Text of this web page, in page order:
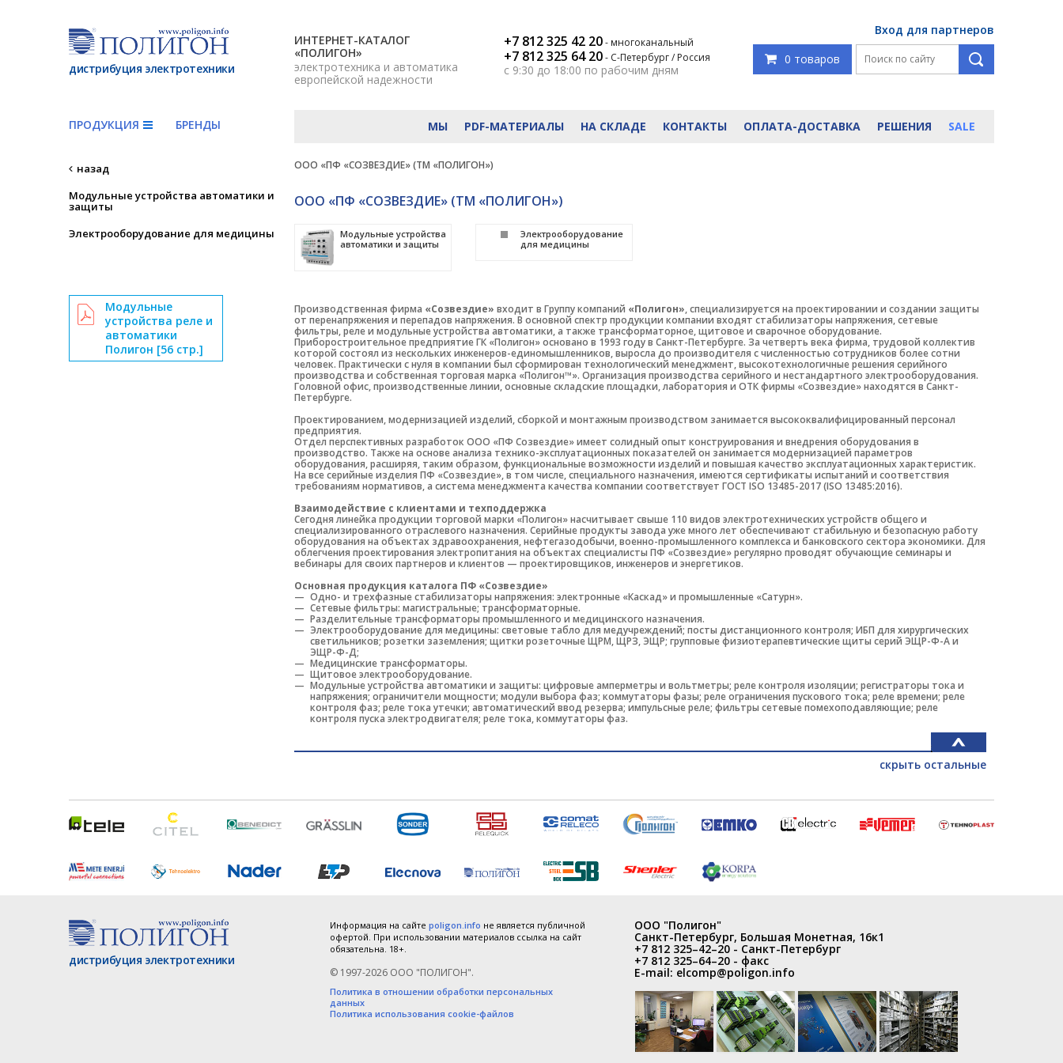
дистрибуция электротехники
ИНТЕРНЕТ-КАТАЛОГ
«ПОЛИГОН»
электротехника и автоматика
европейской надежности
+7 812 325 42 20- многоканальный
+7 812 325 64 20- С-Петербург / Россия
с 9:30 до 18:00 по рабочим дням
Вход для партнеров
0 товаров
ПРОДУКЦИЯ БРЕНДЫ МЫ PDF-МАТЕРИАЛЫ НА СКЛАДЕ КОНТАКТЫ ОПЛАТА-ДОСТАВКА РЕШЕНИЯ SALE
назад
Модульные устройства автоматики и
защиты
Электрооборудование для медицины
Модульные
устройства реле и
автоматики
Полигон [56 стр.]
ООО «ПФ «СОЗВЕЗДИЕ» (ТМ «ПОЛИГОН»)
ООО «ПФ «СОЗВЕЗДИЕ» (ТМ «ПОЛИГОН»)
Модульные устройства
автоматики и защиты
Электрооборудование
для медицины
скрыть остальные
Производственная фирма «Созвездие» входит в Группу компаний «Полигон», специализируется на проектировании и создании защиты
от перенапряжения и перепадов напряжения. В основной спектр продукции компании входят стабилизаторы напряжения, сетевые
фильтры, реле и модульные устройства автоматики, а также трансформаторное, щитовое и сварочное оборудование.
Приборостроительное предприятие ГК «Полигон» основано в 1993 году в Санкт-Петербурге. За четверть века фирма, трудовой коллектив
которой состоял из нескольких инженеров-единомышленников, выросла до производителя с численностью сотрудников более сотни
человек. Практически с нуля в компании был сформирован технологический менеджмент, высокотехнологичные решения серийного
производства и собственная торговая марка «Полигон™». Организация производства серийного и нестандартного электрооборудования.
Головной офис, производственные линии, основные складские площадки, лаборатория и ОТК фирмы «Созвездие» находятся в Санкт-
Петербурге.
Проектированием, модернизацией изделий, сборкой и монтажным производством занимается высококвалифицированный персонал
предприятия.
Отдел перспективных разработок ООО «ПФ Созвездие» имеет солидный опыт конструирования и внедрения оборудования в
производство. Также на основе анализа технико-эксплуатационных показателей он занимается модернизацией параметров
оборудования, расширяя, таким образом, функциональные возможности изделий и повышая качество эксплуатационных характеристик.
На все серийные изделия ПФ «Созвездие», в том числе, специального назначения, имеются сертификаты испытаний и соответствия
требованиям нормативов, а система менеджмента качества компании соответствует ГОСТ ISO 13485-2017 (ISO 13485:2016).
Взаимодействие с клиентами и техподдержка
Сегодня линейка продукции торговой марки «Полигон» насчитывает свыше 110 видов электротехнических устройств общего и
специализированного отраслевого назначения. Серийные продукты завода уже много лет обеспечивают стабильную и безопасную работу
оборудования на объектах здравоохранения, нефтегазодобычи, военно-промышленного комплекса и банковского сектора экономики. Для
облегчения проектирования электропитания на объектах специалисты ПФ «Созвездие» регулярно проводят обучающие семинары и
вебинары для своих партнеров и клиентов — проектировщиков, инженеров и энергетиков.
Основная продукция каталога ПФ «Созвездие»
Одно- и трехфазные стабилизаторы напряжения: электронные «Каскад» и промышленные «Сатурн».
Сетевые фильтры: магистральные; трансформаторные.
Разделительные трансформаторы промышленного и медицинского назначения.
Электрооборудование для медицины: световые табло для медучреждений; посты дистанционного контроля; ИБП для хирургических
светильников; розетки заземления; щитки розеточные ЩРМ, ЩРЗ, ЭЩР; групповые физиотерапевтические щиты серий ЭЩР-Ф-А и
ЭЩР-Ф-Д;
Медицинские трансформаторы.
Щитовое электрооборудование.
Модульные устройства автоматики и защиты: цифровые амперметры и вольтметры; реле контроля изоляции; регистраторы тока и
напряжения; ограничители мощности; модули выбора фаз; коммутаторы фазы; реле ограничения пускового тока; реле времени; реле
контроля фаз; реле тока утечки; автоматический ввод резерва; импульсные реле; фильтры сетевые помехоподавляющие; реле
контроля пуска электродвигателя; реле тока, коммутаторы фаз.
дистрибуция электротехники
Информация на сайте poligon.info не является публичной
офертой. При использовании материалов ссылка на сайт
обязательна. 18+.
© 1997-2026 ООО "ПОЛИГОН".
Политика в отношении обработки персональных
данных
Политика использования cookie-файлов
ООО "Полигон"
Санкт-Петербург, Большая Монетная, 16к1
+7 812 325–42–20 - Санкт-Петербург
+7 812 325–64–20 - факс
E-mail: elcomp@poligon.info